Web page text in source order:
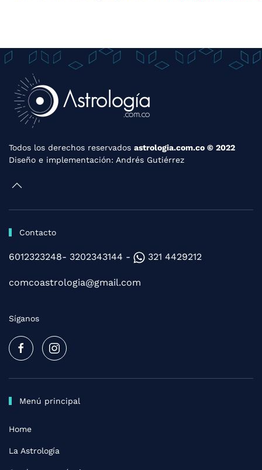
Todos los derechos reservados astrologia.com.co © 2022
Diseño e implementación: Andrés Gutiérrez
Contacto
6012323248- 3202343144 - 321 4429212
comcoastrologia@gmail.com
Síganos
Menú principal
Home
La Astrología